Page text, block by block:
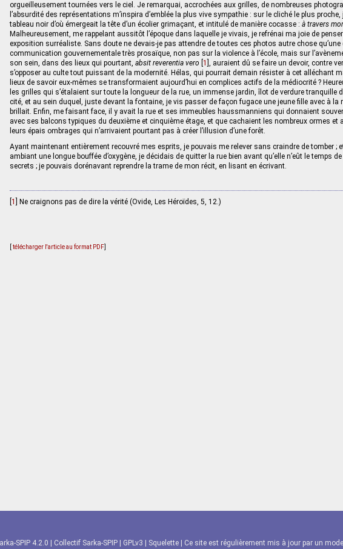
orgueilleusement tournées vers le ciel. Je remarquai, accrochées aux grilles, de nombreuses
l’absurdité des représentations m’inspira d’emblée la plus vive sympathie : sur le cliché le plus
tableau noir d’où émergeait la tête d’un écolier grimaçant, et intitulé de manière cocasse : à travers
Malheureusement, me rappelant aussitôt l’époque dans laquelle je vivais, je refrénai ma joie de
exposition surréaliste. Sans doute ne devais-je pas attendre de toutes ces photos autre chose qu’une
communication gouvernementale très prosaïque, non pas sur la violence à l’école, mais sur
son sein, dans des lieux qui pourtant, absit reverentia vero 1 , auraient dû se faire un devoir, contre
s’opposer au culte tout puissant de la modernité. Hélas, qui pourrait demain résister à cet alléchant
lieux de savoir eux‑mêmes se transformaient aujourd’hui en complices actifs de la médiocrité ?
les grilles qui s’étalaient sur toute la longueur de la rue, un immense jardin, îlot de verdure tranquille
cité, et au sein duquel, juste devant la fontaine, je vis passer de façon fugace une jeune fille avec à la
brillait. Enfin, me faisant face, il y avait la rue et ses immeubles haussmanniens qui donnaient
avec ses balcons typiques du deuxième et cinquième étage, et que cachaient les nombreux ormes et
leurs épais ombrages qui n’arrivaient pourtant pas à créer l’illusion d’une forêt.
Ayant maintenant entièrement recouvré mes esprits, je pouvais me relever sans craindre de tomber ;
ambiant une longue bouffée d’oxygène, je décidais de quitter la rue bien avant qu’elle n’eût le temps
secrets ; je pouvais dorénavant reprendre la trame de mon récit, en lisant en écrivant.
1 Ne craignons pas de dire la vérité (Ovide, Les Héroïdes, 5, 12.)
télécharger l'article au format PDF
SPIP 4.2.0 Collectif Sarka-SPIP GPLv3 Squelette | Ce site est régulièrement mis à jour par un